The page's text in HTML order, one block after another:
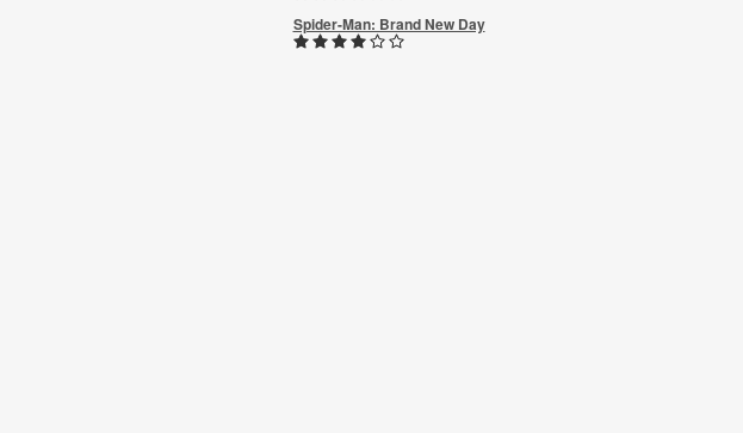
Spider-Man: Brand New Day